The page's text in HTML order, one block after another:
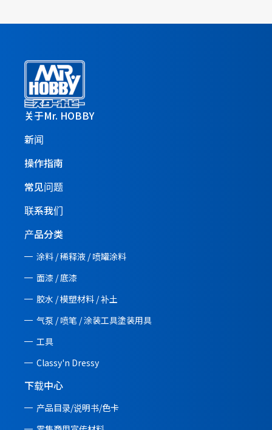
关于Mr. HOBBY
新闻
操作指南
常见问题
联系我们
产品分类
涂料 / 稀释液 / 喷罐涂料
面漆 / 底漆
胶水 / 模塑材料 / 补土
气泵 / 喷笔 / 涂装工具塗装用具
工具
Classy'n Dressy
下载中心
产品目录/说明书/色卡